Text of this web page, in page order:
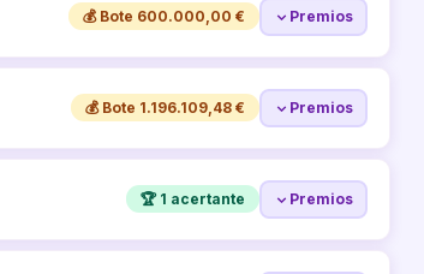
💰 Bote 600.000,00 € Premios
💰 Bote 1.196.109,48 € Premios
🏆 1 acertante Premios